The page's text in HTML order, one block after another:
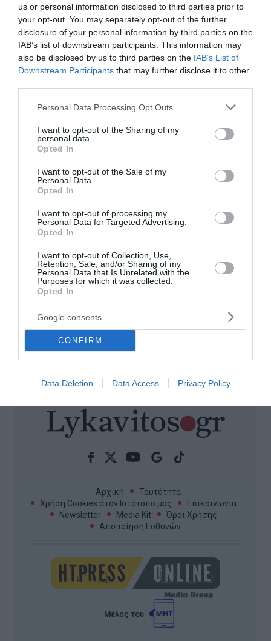
us or personal information disclosed to third parties prior to
your opt-out. You may separately opt-out of the further
disclosure of your personal information by third parties on the
IAB’s list of downstream participants. This information may
also be disclosed by us to third parties on the IAB’s List of
Downstream Participants that may further disclose it to other
Please note that this website/app uses one or more Google
not limited to your visit or usage behaviour. You may click to
grant or deny consent to Google and its third-party tags to
use your data for below specified purposes in below Google
consent section.
Personal Data Processing Opt Outs
I want to opt-out of the Sharing of my
personal data.
Opted In
I want to opt-out of the Sale of my
Personal Data.
Opted In
I want to opt-out of processing my
Personal Data for Targeted Advertising.
Opted In
I want to opt-out of Collection, Use,
Retention, Sale, and/or Sharing of my
Personal Data that Is Unrelated with the
Purposes for which it was collected.
Opted In
Google consents
CONFIRM
Data Deletion Data Access Privacy Policy
Λατινοπούλου: «Η τρομακτική εισβολή στη Θέουτα
αναδεικνύει και την ανυπαρξία της Ε.Ε.»
Voucher για smartphones: Το ποσό, οι συσκευές, οι
δικαιούχοι και η διαδικασία
ενέργεια ίση με έξι βόμβες Χιροσίμα
H εντυπωσιακή συλλογή supercars του Κριστιάνο
Ρονάλντο (Video&Photos)
Eurojackpot: Τα αποτελέσματα της κλήρωσης της
Παρασκευής
Νέο σχέδιο Πούτιν «βλέπουν» οι ΗΠΑ - Το σενάριο που
τρομάζει το ΝΑΤΟ
Στα «Παραπολιτικά»: Προς 30.000 προσλήψεις - Όλο το
σχέδιο του υπουργείου Εσωτερικών
Σκέρτσος: «ΠΑΣΟΚ και ΕΛΑΣ υποκαθιστούν την οικονομική
ανάλυση με πολιτική προπαγάνδα»
Κατρίνης: «Ανησυχητική η αδράνεια της κυβέρνησης στο
μεταβαλλόμενο γεωπολιτικό περιβάλλον»
Αρχική
Ταυτότητα
Χρήση Cookies στον Ιστότοπο μας
Επικοινωνία
Newsletter
Media Kit
Όροι Χρήσης
Αποποίηση Ευθυνών
Μέλος του